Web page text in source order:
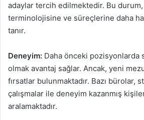
adaylar tercih edilmektedir. Bu durum,
terminolojisine ve süreçlerine daha
tanır.
Deneyim: Daha önceki pozisyonlarda
olmak avantaj sağlar. Ancak, yeni
fırsatlar bulunmaktadır. Bazı bürolar,
çalışmalar ile deneyim kazanmış
aralamaktadır.